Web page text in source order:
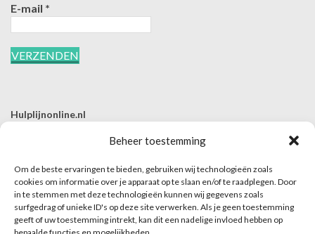
Beheer toestemming
Om de beste ervaringen te bieden, gebruiken wij technologieën zoals
cookies om informatie over je apparaat op te slaan en/of te raadplegen. Door
in te stemmen met deze technologieën kunnen wij gegevens zoals
surfgedrag of unieke ID's op deze site verwerken. Als je geen toestemming
geeft of uw toestemming intrekt, kan dit een nadelige invloed hebben op
E-mail *
Hulplijnonline.nl
E | info@hulplijnonline.nl
Contactformulier
Over Hulplijnonline.nl
Het team van Hulplijnonline.nl